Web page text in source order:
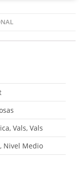
Vals, Vals
Nivel Medio